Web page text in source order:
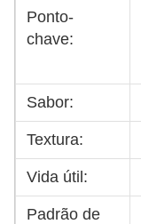
Ponto-
chave:
Sabor:
Textura:
Vida útil:
Padrão de